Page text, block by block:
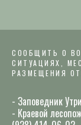
СООБЩИТЬ О
СИТУАЦИЯХ,
РАЗМЕЩЕНИЯ
- Заповедник
- Краевой